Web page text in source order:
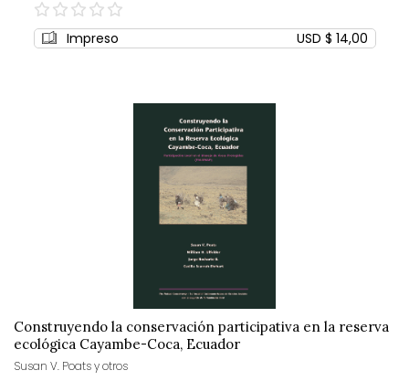
0%
Impreso USD $ 14,00
Construyendo la conservación participativa en la reserva
ecológica Cayambe-Coca, Ecuador
Susan V. Poats y otros